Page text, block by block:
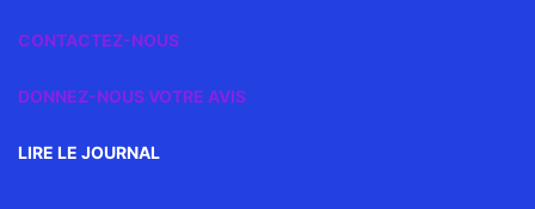
CONTACTEZ-NOUS
DONNEZ-NOUS VOTRE AVIS
LIRE LE JOURNAL